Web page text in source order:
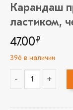
Карандаш
ластиком,
47.00₽
396 в наличии